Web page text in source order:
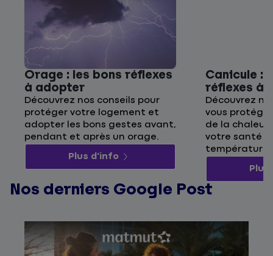
Orage : les bons réflexes
à adopter
Découvrez nos conseils pour
protéger votre logement et
adopter les bons gestes avant,
pendant et après un orage.
Plus d'info
Canicule :
réflexes à
Découvrez
vous
de la chaleur
votre santé
Nos derniers Google Post